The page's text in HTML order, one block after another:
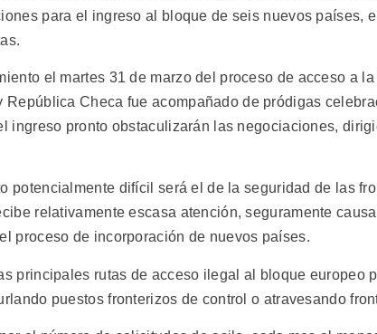
para el ingreso al bloque de seis nuevos países,
el martes 31 de marzo del proceso de acceso a
República Checa fue acompañado de pródigas
ingreso pronto obstaculizarán las negociaciones,
potencialmente difícil será el de la seguridad de las
relativamente escasa atención, seguramente
proceso de incorporación de nuevos países.
principales rutas de acceso ilegal al bloque europeo
puestos fronterizos de control o atravesando